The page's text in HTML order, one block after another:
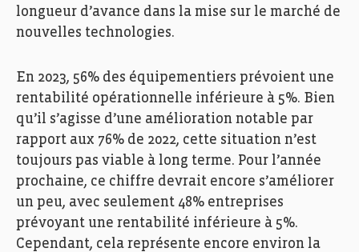
longueur d’avance dans la mise sur le marché de
nouvelles technologies.
En 2023, 56% des équipementiers prévoient une
rentabilité opérationnelle inférieure à 5%. Bien
qu’il s’agisse d’une amélioration notable par
rapport aux 76% de 2022, cette situation n’est
toujours pas viable à long terme. Pour l’année
prochaine, ce chiffre devrait encore s’améliorer
un peu, avec seulement 48% entreprises
prévoyant une rentabilité inférieure à 5%.
Cependant, cela représente encore environ la